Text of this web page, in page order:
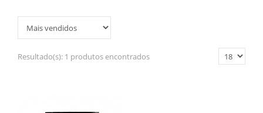
Resultado(s): 1 produtos encontrados